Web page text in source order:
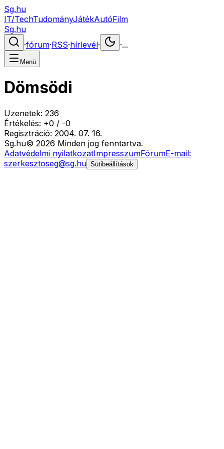
Sg.hu
IT/TechTudományJátékAutóFilm
Sg.hu
·fórum·RSS·hírlevél· ·...
Menü
Dömsödi
Üzenetek: 236
Értékelés: +0 / -0
Regisztráció: 2004. 07. 16.
Sg.hu© 2026 Minden jog fenntartva.
Adatvédelmi nyilatkozatImpresszumFórumE-mail:
szerkesztoseg@sg.hu Sütibeállítások